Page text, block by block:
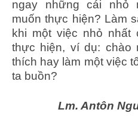
ngay những cái nhỏ
muốn thực hiện? Làm
khi một việc nhỏ nhất
thực hiện, ví dụ: chào
thích hay làm một việc
ta buồn?
Lm. Antôn